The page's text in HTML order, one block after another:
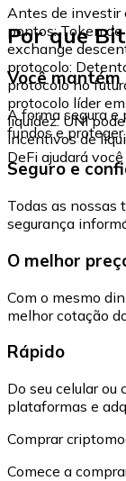
Antes de investir
pontos: Token
exchange
protocolo:
protocolo no
protocolo líder
liquidez: UNI
incentivos de
DeFi ajudará
Por que
Você
A forma segura
fundos e proteger
Seguro e
Todas as nossas
segurança
O melhor
Com o mesmo
melhor cotação
Rápido
Do seu celular ou
plataformas e
Comprar
Comece a